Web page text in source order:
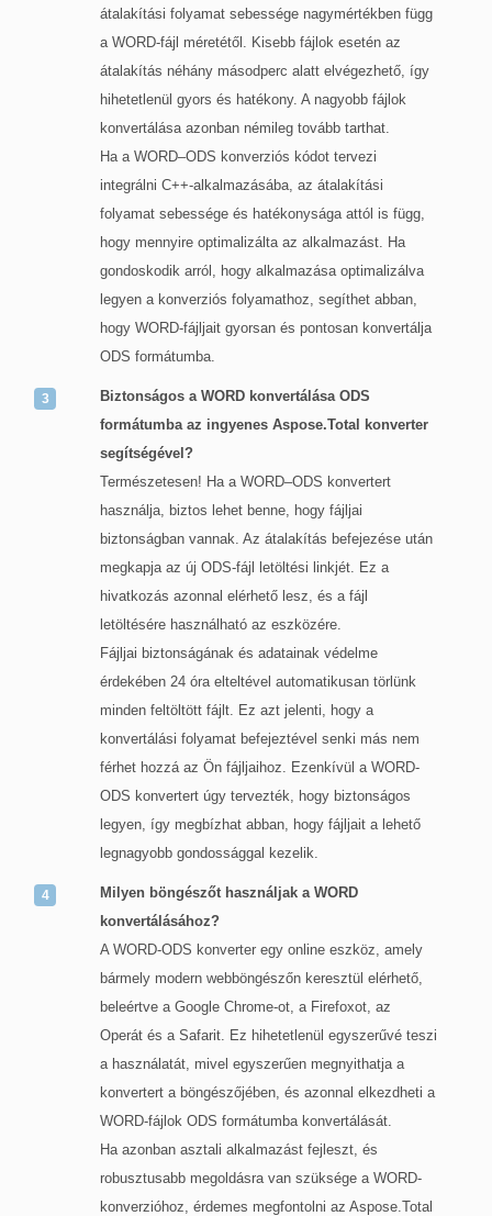
átalakítási folyamat sebessége nagymértékben függ
a WORD-fájl méretétől. Kisebb fájlok esetén az
átalakítás néhány másodperc alatt elvégezhető, így
hihetetlenül gyors és hatékony. A nagyobb fájlok
konvertálása azonban némileg tovább tarthat.
Ha a WORD–ODS konverziós kódot tervezi
integrálni C++-alkalmazásába, az átalakítási
folyamat sebessége és hatékonysága attól is függ,
hogy mennyire optimalizálta az alkalmazást. Ha
gondoskodik arról, hogy alkalmazása optimalizálva
legyen a konverziós folyamathoz, segíthet abban,
hogy WORD-fájljait gyorsan és pontosan konvertálja
ODS formátumba.
Biztonságos a WORD konvertálása ODS
formátumba az ingyenes Aspose.Total konverter
segítségével?
Természetesen! Ha a WORD–ODS konvertert
használja, biztos lehet benne, hogy fájljai
biztonságban vannak. Az átalakítás befejezése után
megkapja az új ODS-fájl letöltési linkjét. Ez a
hivatkozás azonnal elérhető lesz, és a fájl
letöltésére használható az eszközére.
Fájljai biztonságának és adatainak védelme
érdekében 24 óra elteltével automatikusan törlünk
minden feltöltött fájlt. Ez azt jelenti, hogy a
konvertálási folyamat befejeztével senki más nem
férhet hozzá az Ön fájljaihoz. Ezenkívül a WORD-
ODS konvertert úgy tervezték, hogy biztonságos
legyen, így megbízhat abban, hogy fájljait a lehető
legnagyobb gondossággal kezelik.
Milyen böngészőt használjak a WORD
konvertálásához?
A WORD-ODS konverter egy online eszköz, amely
bármely modern webböngészőn keresztül elérhető,
beleértve a Google Chrome-ot, a Firefoxot, az
Operát és a Safarit. Ez hihetetlenül egyszerűvé teszi
a használatát, mivel egyszerűen megnyithatja a
konvertert a böngészőjében, és azonnal elkezdheti a
WORD-fájlok ODS formátumba konvertálását.
Ha azonban asztali alkalmazást fejleszt, és
robusztusabb megoldásra van szüksége a WORD-
konverzióhoz, érdemes megfontolni az Aspose.Total